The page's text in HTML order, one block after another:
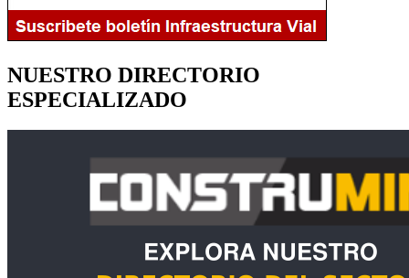
NUESTRO DIRECTORIO
ESPECIALIZADO